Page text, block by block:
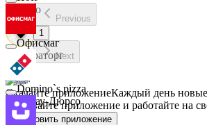
demo
Мираторг
Абрау-Дюрсо
Офисмаг
Domino`s pizza
Previous
1
Next
Скачайте приложениеКаждый день
скачивайте приложение и работайте на
Установить приложение